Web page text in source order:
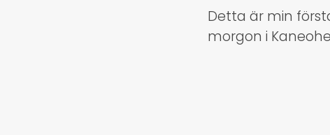
Detta är min
morgon i